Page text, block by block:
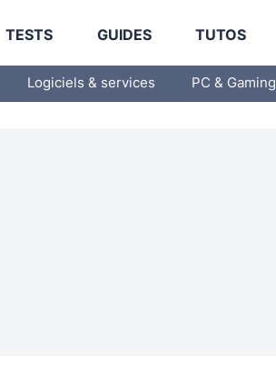
TESTS GUIDES TUTOS
Logiciels & services PC & Gaming